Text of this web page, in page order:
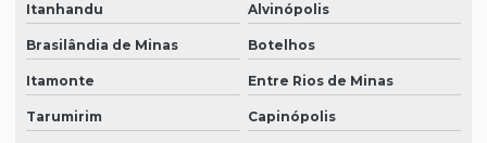
Itanhandu Alvinópolis
Brasilândia de Minas Botelhos
Itamonte Entre Rios de Minas
Tarumirim Capinópolis